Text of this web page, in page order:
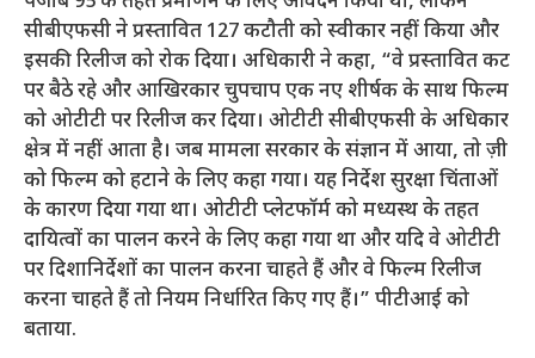
सीबीएफसी ने प्रस्तावित 127 कटौती को स्वीकार नहीं किया और
इसकी रिलीज को रोक दिया। अधिकारी ने कहा, “वे प्रस्तावित कट
पर बैठे रहे और आखिरकार चुपचाप एक नए शीर्षक के साथ फिल्म
को ओटीटी पर रिलीज कर दिया। ओटीटी सीबीएफसी के अधिकार
क्षेत्र में नहीं आता है। जब मामला सरकार के संज्ञान में आया, तो ज़ी
को फिल्म को हटाने के लिए कहा गया। यह निर्देश सुरक्षा चिंताओं
के कारण दिया गया था। ओटीटी प्लेटफॉर्म को मध्यस्थ के तहत
दायित्वों का पालन करने के लिए कहा गया था और यदि वे ओटीटी
पर दिशानिर्देशों का पालन करना चाहते हैं और वे फिल्म रिलीज
करना चाहते हैं तो नियम निर्धारित किए गए हैं।” पीटीआई को
बताया.